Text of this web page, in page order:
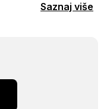
Saznaj više